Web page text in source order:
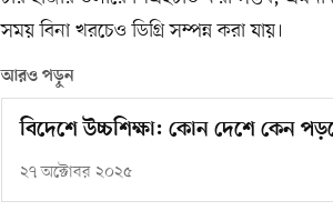
সময় বিনা খরচেও ডিগ্রি সম্পন্ন করা যায়।
আরও পড়ুন
বিদেশে উচ্চশিক্ষা: কোন দেশে কেন
২৭ অক্টোবর ২০২৫